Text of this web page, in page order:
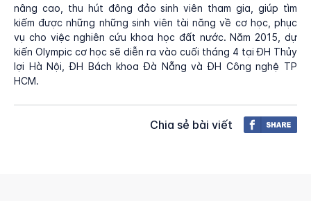
nâng cao, thu hút đông đảo sinh viên tham gia, giúp tìm
kiếm được những những sinh viên tài năng về cơ học, phục
vụ cho việc nghiên cứu khoa học đất nước. Năm 2015, dự
kiến Olympic cơ học sẽ diễn ra vào cuối tháng 4 tại ĐH Thủy
lợi Hà Nội, ĐH Bách khoa Đà Nẵng và ĐH Công nghệ TP
HCM.
Chia sẻ bài viết